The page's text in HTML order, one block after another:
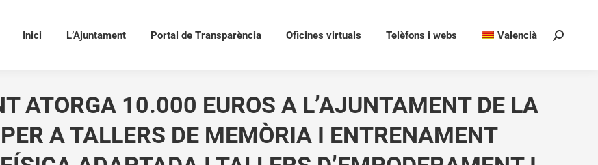
Inici L’Ajuntament Portal de Transparència Oficines virtuals Telèfons i webs Valencià Search:
ATORGA 10.000 EUROS A L’AJUNTAMENT DE LA
A TALLERS DE MEMÒRIA I ENTRENAMENT